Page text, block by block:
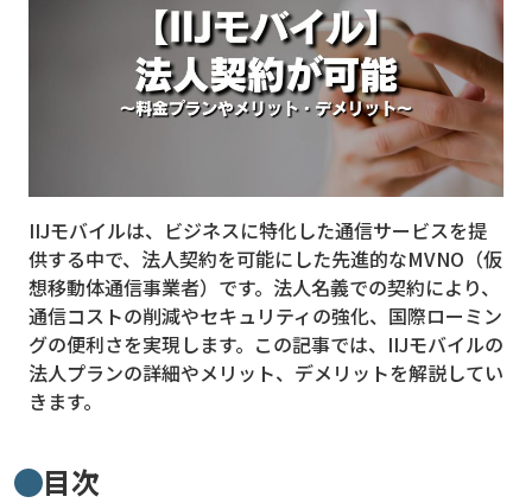
スマート漁業
クラウド
M2M
VPN
スマート〇〇
スマート農業
ロボット
IIJモバイルは、ビジネスに特化した通信サービスを提
供する中で、法人契約を可能にした先進的なMVNO（仮
想移動体通信事業者）です。法人名義での契約により、
通信コストの削減やセキュリティの強化、国際ローミン
グの便利さを実現します。この記事では、IIJモバイルの
法人プランの詳細やメリット、デメリットを解説してい
きます。
目次